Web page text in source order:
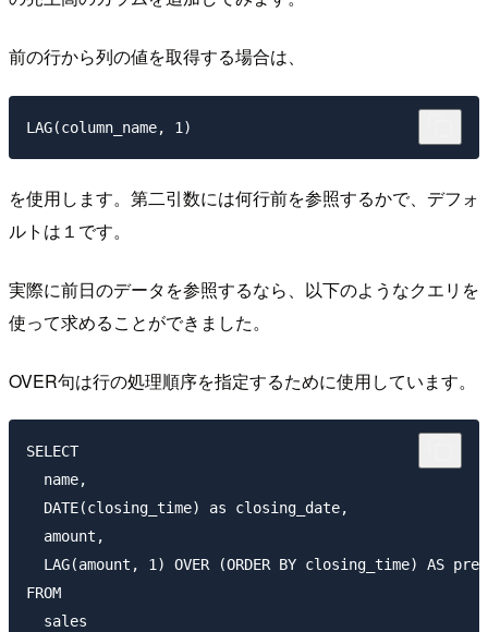
前の行から列の値を取得する場合は、
を使用します。第二引数には何行前を参照するかで、デフォ
ルトは１です。
実際に前日のデータを参照するなら、以下のようなクエリを
使って求めることができました。
OVER句は行の処理順序を指定するために使用しています。
SELECT
  name,
  DATE(closing_time) as closing_date,
  amount,
LAG(amount, 1) OVER (ORDER BY closing_time) AS
FROM
  sales